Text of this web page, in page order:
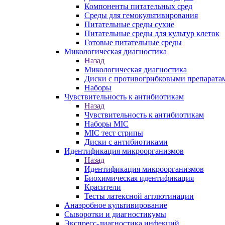
Компоненты питательных сред
Среды для гемокультивирования
Питательные среды сухие
Питательные среды для культур клеток
Готовые питательные среды
Микологическая диагностика
Назад
Микологическая диагностика
Диски с противогрибковыми
Наборы
Чувствительность к антибиотикам
Назад
Чувствительность к антибиотикам
Наборы MIC
MIC тест стрипы
Диски с антибиотиками
Идентификация микроорганизмов
Назад
Идентификация микроорганизмов
Биохимическая идентификация
Красители
Тесты латексной агглютинации
Анаэробное культивирование
Сыворотки и диагностикумы
Экспресс-диагностика инфекций